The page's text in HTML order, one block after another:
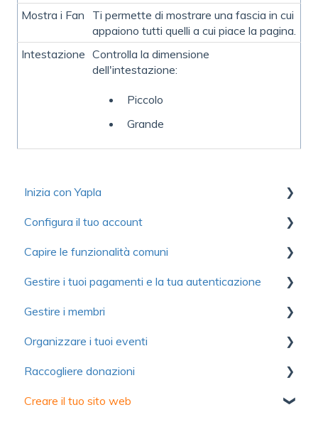
Mostra i Fan
Ti permette di mostrare una fascia in cui
appaiono tutti quelli a cui piace la pagina.
Intestazione Controlla la dimensione
dell'intestazione:
Piccolo
Grande
Inizia con Yapla
Raccolta di risorse utili per scoprire Yapla
Per iniziare
Ottimizzare l'utilizzo di Yapla
Informazioni su Yapla
Configura il tuo account
Primi passi
Account
Fatturazione
Licenze e utenti
Domande frequenti
Capire le funzionalità comuni
Comunicazioni
Moduli
Immagini e media
Domande frequenti
Gestire i tuoi pagamenti e la tua autenticazione
Autenticazione
Pagamento
Contributo volontario e commissione
Domande frequenti
Gestire i membri
Primi passi
Importare i membri
Campagne di adesione semplificate
Organizzare i tuoi eventi
Primi passi
Configurazione
Raccogliere donazioni
Primi passi
Creare il tuo sito web